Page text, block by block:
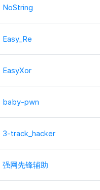
NoString
Easy_Re
EasyXor
baby-pwn
3-track_hacker
强网先锋辅助